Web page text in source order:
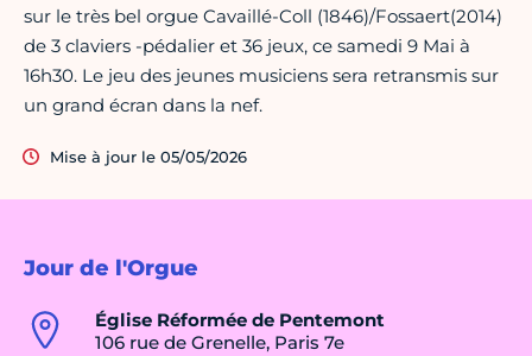
Jour de l'Orgue
Église Réformée de Pentemont
106 rue de Grenelle, Paris 7e
sur le très bel orgue Cavaillé-Coll (1846)/Fossaert(2014)
de 3 claviers -pédalier et 36 jeux, ce samedi 9 Mai à
16h30. Le jeu des jeunes musiciens sera retransmis sur
un grand écran dans la nef.
Mise à jour le 05/05/2026